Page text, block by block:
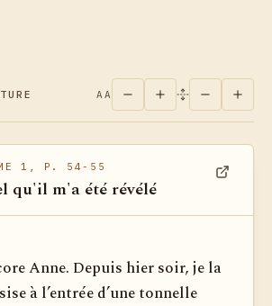
AA
1, P. 54-55
qu'il m'a été révélé
Anne. Depuis hier soir, je la
à l’entrée d’une tonnelle